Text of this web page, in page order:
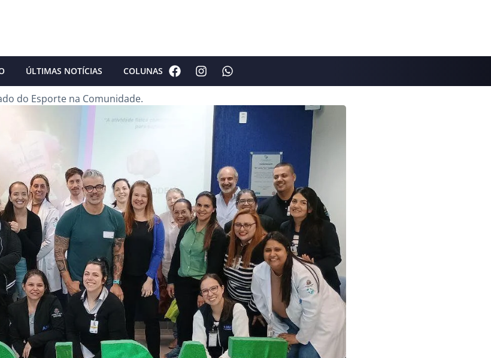
ÚLTIMAS NOTÍCIAS COLUNAS
do Esporte na Comunidade.